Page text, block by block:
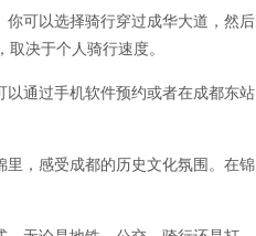
可以选择骑行穿过成华大道，然后
决于个人骑行速度。
通过手机软件预约或者在成都东站
，感受成都的历史文化氛围。在锦